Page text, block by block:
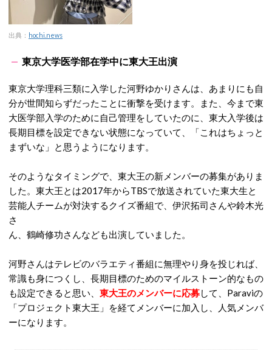
出典： hochi.news
東京大学医学部在学中に東大王出演
東京大学理科三類に入学した河野ゆかりさんは、あまりにも自
分が世間知らずだったことに衝撃を受けます。また、今まで東
大医学部入学のために自己管理をしていたのに、東大入学後は
長期目標を設定できない状態になっていて、「これはちょっと
まずいな」と思うようになります。
そのようなタイミングで、東大王の新メンバーの募集がありま
した。東大王とは2017年からTBSで放送されていた東大生と
芸能人チームが対決するクイズ番組で、伊沢拓司さんや鈴木光
さ
ん、鶴崎修功さんなども出演していました。
河野さんはテレビのバラエティ番組に無理やり身を投じれば、
常識も身につくし、長期目標のためのマイルストーン的なもの
も設定できると思い、 東大王のメンバーに応募して、Paraviの
「プロジェクト東大王」を経てメンバーに加入し、人気メンバ
ーになります。